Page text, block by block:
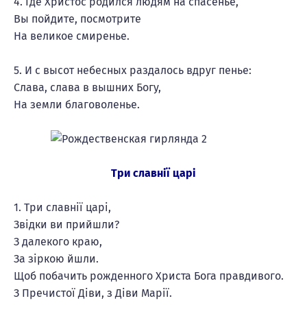
Вы пойдите, посмотрите
На великое смиренье.
5. И с высот небесных раздалось вдруг пенье:
Слава, слава в вышних Богу,
На земли благоволенье.
Три славнії царі
1. Три славнії царі,
Звідки ви прийшли?
З далекого краю,
За зіркою йшли.
Щоб побачить рожденного Христа Бога правдивого.
З Пречистої Діви, з Діви Марії.